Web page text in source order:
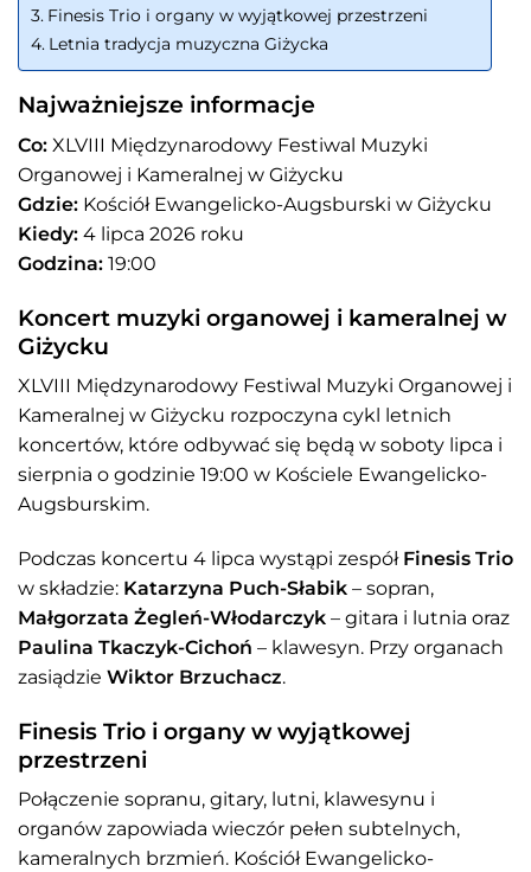
Finesis Trio i organy w wyjątkowej przestrzeni
Letnia tradycja muzyczna Giżycka
Najważniejsze informacje
Co: XLVIII Międzynarodowy Festiwal Muzyki
Organowej i Kameralnej w Giżycku
Gdzie: Kościół Ewangelicko-Augsburski w Giżycku
Kiedy: 4 lipca 2026 roku
Godzina: 19:00
Koncert muzyki organowej i kameralnej w
Giżycku
XLVIII Międzynarodowy Festiwal Muzyki Organowej i
Kameralnej w Giżycku rozpoczyna cykl letnich
koncertów, które odbywać się będą w soboty lipca i
sierpnia o godzinie 19:00 w Kościele Ewangelicko-
Augsburskim.
Podczas koncertu 4 lipca wystąpi zespół Finesis Trio
w składzie: Katarzyna Puch-Słabik – sopran,
Małgorzata Żegleń-Włodarczyk – gitara i lutnia oraz
Paulina Tkaczyk-Cichoń – klawesyn. Przy organach
zasiądzie Wiktor Brzuchacz.
Finesis Trio i organy w wyjątkowej
przestrzeni
Połączenie sopranu, gitary, lutni, klawesynu i
organów zapowiada wieczór pełen subtelnych,
kameralnych brzmień. Kościół Ewangelicko-